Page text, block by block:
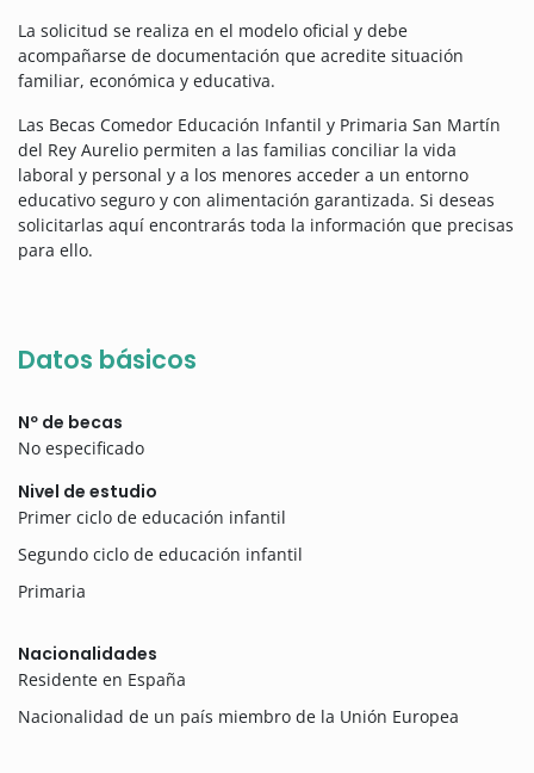
La solicitud se realiza en el modelo oficial y debe
acompañarse de documentación que acredite situación
familiar, económica y educativa.
Las Becas Comedor Educación Infantil y Primaria San Martín
del Rey Aurelio permiten a las familias conciliar la vida
laboral y personal y a los menores acceder a un entorno
educativo seguro y con alimentación garantizada. Si deseas
solicitarlas aquí encontrarás toda la información que precisas
para ello.
Datos básicos
Nº de becas
No especificado
Nivel de estudio
Primer ciclo de educación infantil
Segundo ciclo de educación infantil
Primaria
Nacionalidades
Residente en España
Nacionalidad de un país miembro de la Unión Europea